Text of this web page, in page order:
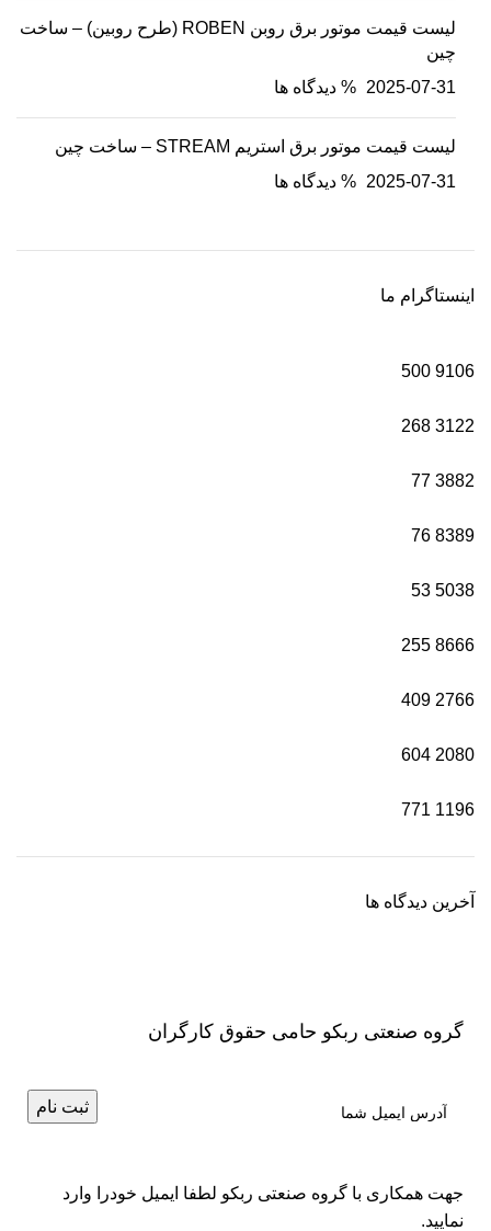
لیست قیمت موتور برق روبن ROBEN (طرح روبین) – ساخت
چین
2025-07-31 % دیدگاه ها
لیست قیمت موتور برق استریم STREAM – ساخت چین
2025-07-31 % دیدگاه ها
اینستاگرام ما
9106
500
3122
268
3882
77
8389
76
5038
53
8666
255
2766
409
2080
604
1196
771
آخرین دیدگاه ها
گروه صنعتی ربکو حامی حقوق کارگران
جهت همکاری با گروه صنعتی ربکو لطفا ایمیل خودرا وارد
نمایید.